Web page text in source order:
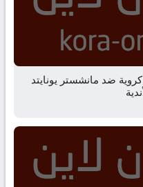
ضد مانشستر يونايتد